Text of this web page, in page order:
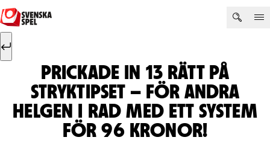
Hoppa till innehåll
Sök efter:
PRICKADE IN 13 RÄTT PÅ
STRYKTIPSET – FÖR ANDRA
HELGEN I RAD MED ETT SYSTEM
FÖR 96 KRONOR!